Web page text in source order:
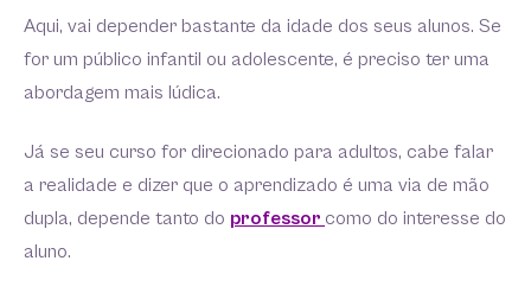
Aqui, vai depender bastante da idade dos seus alunos. Se
for um público infantil ou adolescente, é preciso ter uma
abordagem mais lúdica.
Já se seu curso for direcionado para adultos, cabe falar
a realidade e dizer que o aprendizado é uma via de mão
dupla, depende tanto do professor como do interesse do
aluno.